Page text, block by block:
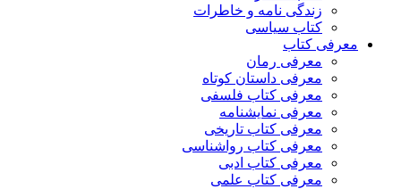
زندگی نامه و خاطرات
کتاب سیاسی
معرفی کتاب
معرفی رمان
معرفی داستان کوتاه
معرفی کتاب فلسفی
معرفی نمایشنامه
معرفی کتاب تاریخی
معرفی کتاب رواشناسی
معرفی کتاب ادبی
معرفی کتاب علمی